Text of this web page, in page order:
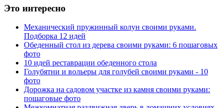
Это интересно
Механический пружинный колун своими руками.
Подборка 12 идей
Обеденный стол из дерева своими руками: 6 пошаговых
фото
10 идей реставрации обеденного стола
Голубятни и вольеры для голубей своими руками - 10
фото
Дорожка на садовом участке из камня своими руками:
пошаговые фото